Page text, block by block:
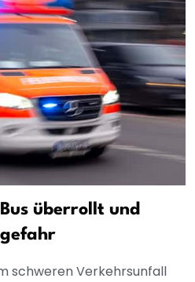
überrollt und
schweren Verkehrsunfall